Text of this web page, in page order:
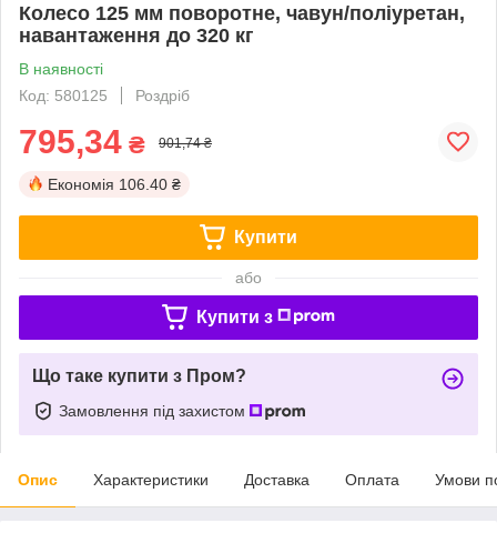
Колесо 125 мм поворотне, чавун/поліуретан,
навантаження до 320 кг
В наявності
Код: 580125
Роздріб
795,34 ₴ 901,74 ₴
Економія 106.40 ₴
Купити
або
Купити з
Що таке купити з Пром?
Замовлення під захистом
Опис Характеристики Доставка Оплата Умови